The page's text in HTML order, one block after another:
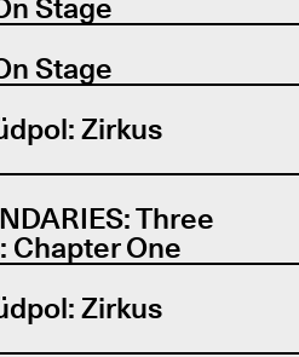
Stage
Stage
Zirkus
Three
Chapter One
Zirkus